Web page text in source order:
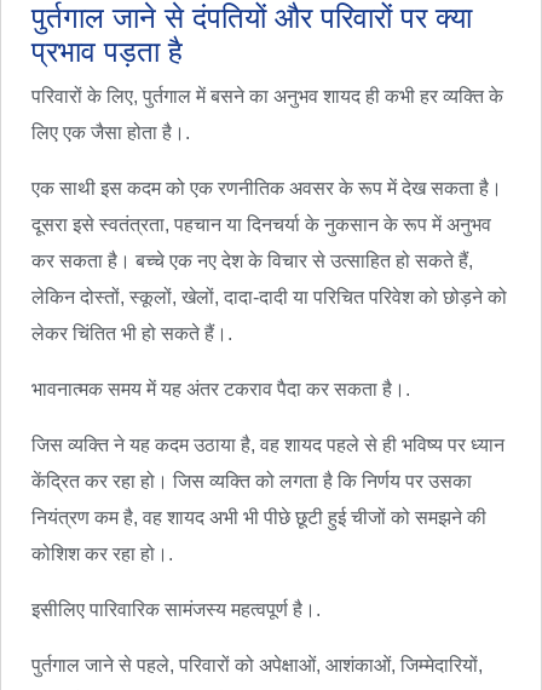
पुर्तगाल जाने से दंपतियों और परिवारों पर क्या
प्रभाव पड़ता है
परिवारों के लिए, पुर्तगाल में बसने का अनुभव शायद ही कभी हर व्यक्ति के
लिए एक जैसा होता है।.
एक साथी इस कदम को एक रणनीतिक अवसर के रूप में देख सकता है।
दूसरा इसे स्वतंत्रता, पहचान या दिनचर्या के नुकसान के रूप में अनुभव
कर सकता है। बच्चे एक नए देश के विचार से उत्साहित हो सकते हैं,
लेकिन दोस्तों, स्कूलों, खेलों, दादा-दादी या परिचित परिवेश को छोड़ने को
लेकर चिंतित भी हो सकते हैं।.
भावनात्मक समय में यह अंतर टकराव पैदा कर सकता है।.
जिस व्यक्ति ने यह कदम उठाया है, वह शायद पहले से ही भविष्य पर ध्यान
केंद्रित कर रहा हो। जिस व्यक्ति को लगता है कि निर्णय पर उसका
नियंत्रण कम है, वह शायद अभी भी पीछे छूटी हुई चीजों को समझने की
कोशिश कर रहा हो।.
इसीलिए पारिवारिक सामंजस्य महत्वपूर्ण है।.
पुर्तगाल जाने से पहले, परिवारों को अपेक्षाओं, आशंकाओं, जिम्मेदारियों,